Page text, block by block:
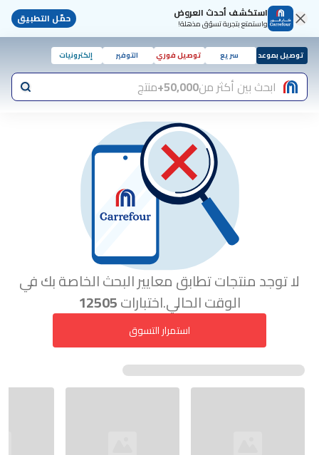
استكشف أحدث العروض
واستمتع بتجربة تسوّق مذهلة! حمّل التطبيق
توصيل بموعد سريع توصيل فوري التوفير إلكترونيات
ابحث بين أكثر من50,000+ منتج
لا توجد منتجات تطابق معايير البحث الخاصة بك في
الوقت الحالي.اختبارات12505
استمرار التسوق